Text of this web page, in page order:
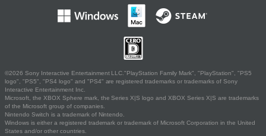
©2026 Sony Interactive Entertainment LLC."PlayStation Family Mark", "PlayStation", "PS5
logo", "PS5", "PS4 logo" and "PS4" are registered trademarks or trademarks of Sony
Interactive Entertainment Inc.
Microsoft, the XBOX Sphere mark, the Series X|S logo and XBOX Series X|S are trademarks
of the Microsoft group of companies.
Nintendo Switch is a trademark of Nintendo.
Windows is either a registered trademark or trademark of Microsoft Corporation in the United
States and/or other countries.